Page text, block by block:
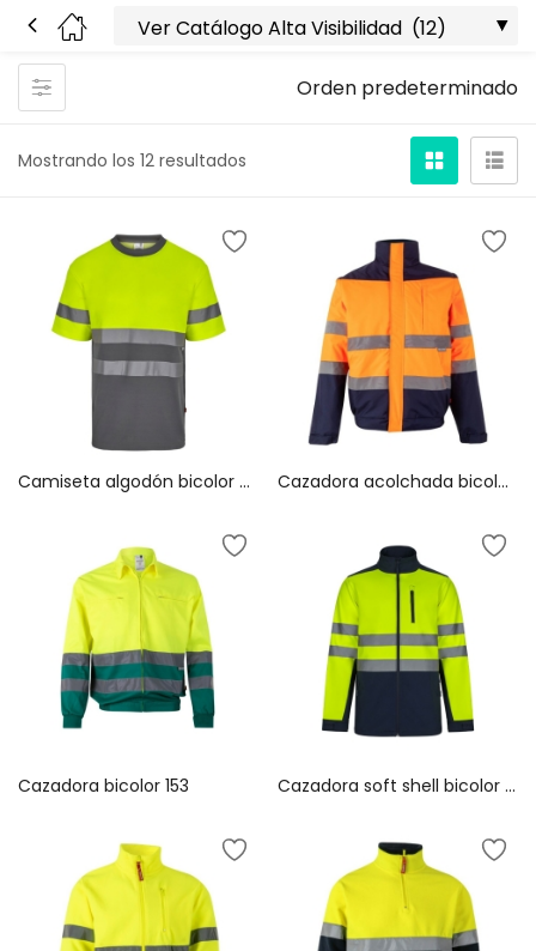
Mostrando los 12 resultados
Orden predeterminado
Camiseta algodón bicolor manga corta 305613 Cazadora acolchada bicolor 161
Cazadora bicolor 153 Cazadora soft shell bicolor 306006